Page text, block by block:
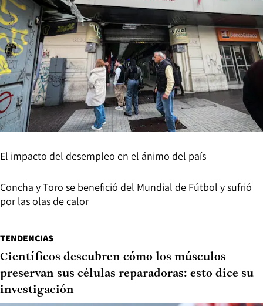
El impacto del desempleo en el ánimo del país
Concha y Toro se benefició del Mundial de Fútbol y sufrió
por las olas de calor
TENDENCIAS
Científicos descubren cómo los músculos
preservan sus células reparadoras: esto dice su
investigación